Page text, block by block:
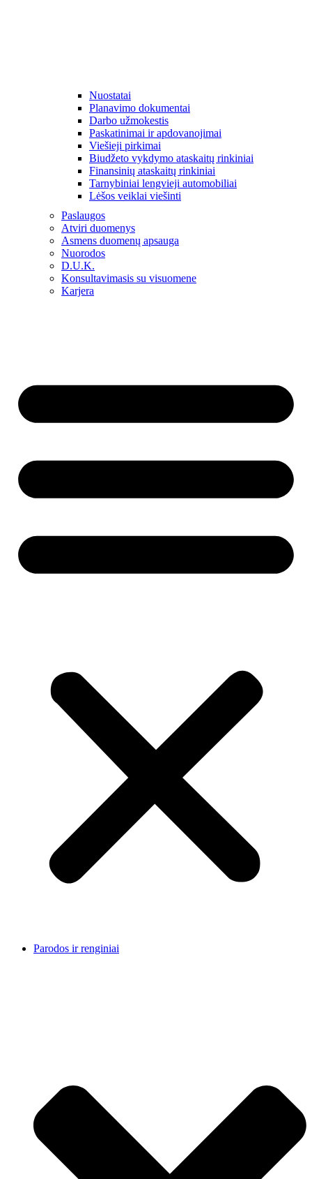
Nuostatai
Planavimo dokumentai
Darbo užmokestis
Paskatinimai ir apdovanojimai
Viešieji pirkimai
Biudžeto vykdymo ataskaitų rinkiniai
Finansinių ataskaitų rinkiniai
Tarnybiniai lengvieji automobiliai
Lėšos veiklai viešinti
Paslaugos
Atviri duomenys
Asmens duomenų apsauga
Nuorodos
D.U.K.
Konsultavimasis su visuomene
Karjera
Parodos ir renginiai